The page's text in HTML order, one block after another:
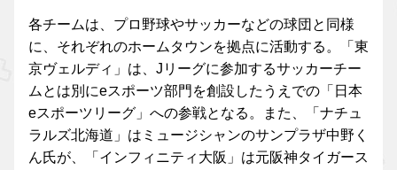
各チームは、プロ野球やサッカーなどの球団と同様
に、それぞれのホームタウンを拠点に活動する。「東
京ヴェルディ」は、Jリーグに参加するサッカーチー
ムとは別にeスポーツ部門を創設したうえでの「日本
eスポーツリーグ」への参戦となる。また、「ナチュ
ラルズ北海道」はミュージシャンのサンプラザ中野く
ん氏が、「インフィニティ大阪」は元阪神タイガース